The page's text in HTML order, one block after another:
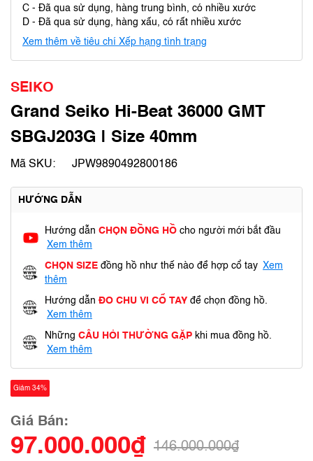
C - Đã qua sử dụng, hàng trung bình, có nhiều xước
D - Đã qua sử dụng, hàng xấu, có rất nhiều xước
Xem thêm về tiêu chí Xếp hạng tình trạng
SEIKO
Grand Seiko Hi-Beat 36000 GMT
SBGJ203G | Size 40mm
Mã SKU: JPW9890492800186
HƯỚNG DẪN
Hướng dẫn CHỌN ĐỒNG HỒ cho người mới bắt đầu
Xem thêm
CHỌN SIZE đồng hồ như thế nào để hợp cổ tay Xem
thêm
Hướng dẫn ĐO CHU VI CỔ TAY để chọn đồng hồ.
Xem thêm
Những CÂU HỎI THƯỜNG GẶP khi mua đồng hồ.
Xem thêm
Giảm 34%
Giá Bán:
97.000.000₫ 146.000.000₫